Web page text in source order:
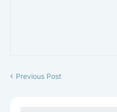
Previous Post